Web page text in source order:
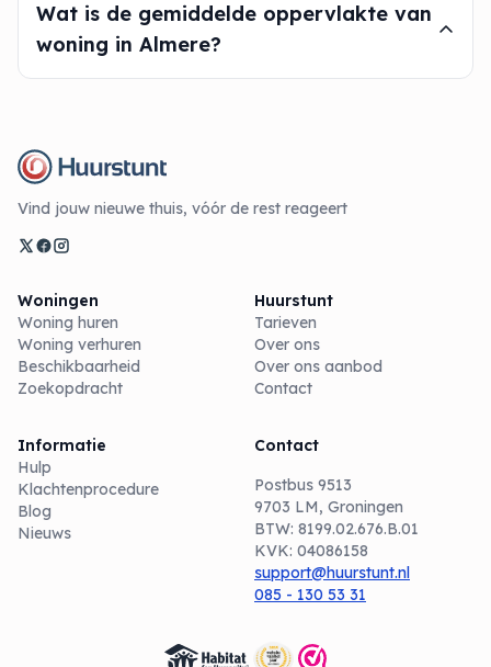
Wat is de gemiddelde oppervlakte van
woning in Almere?
Vind jouw nieuwe thuis, vóór de rest reageert
Woningen
Woning huren
Woning verhuren
Beschikbaarheid
Zoekopdracht
Huurstunt
Tarieven
Over ons
Over ons aanbod
Contact
Informatie
Hulp
Klachtenprocedure
Blog
Nieuws
Contact
Postbus 9513
9703 LM, Groningen
BTW: 8199.02.676.B.01
KVK: 04086158
support@huurstunt.nl
085 - 130 53 31